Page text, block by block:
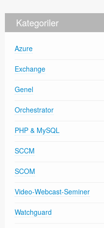
Kategoriler
Azure
Exchange
Genel
Orchestrator
PHP & MySQL
SCCM
SCOM
Video-Webcast-Seminer
Watchguard